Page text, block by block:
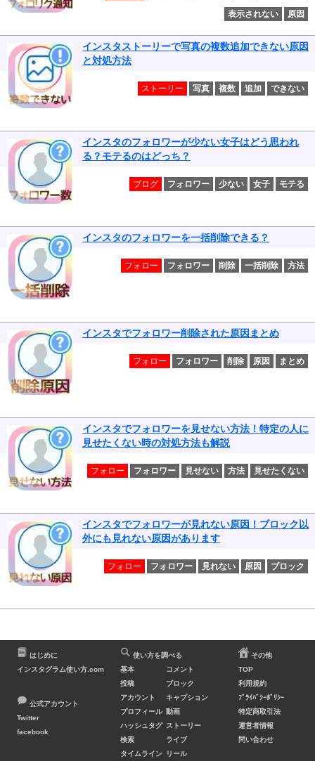
表示されない 原因
インスタストーリーで写真の複数追加できない原因
と対処方法
ストーリー 写真 複数 追加 できない
インスタのフォロワーが少ない女子はどう思われ
る？モテるのはどっち？
ブログ フォロワー 少ない 女子 モテる
インスタのフォロワーを一括削除できる？
フォロー フォロワー 削除 一括削除 方法
インスタでフォロワー削除された原因まとめ
フォロー フォロワー 削除 原因 まとめ
インスタでフォロワーを見せない方法！特定の人に
見せたくない時の対処方法も解説
フォロー フォロワー 見せない 方法 見せたくない
インスタでフォロワーが見れない原因！ブロック以
外にも見れない原因があります
フォロー フォロワー 見れない 原因 ブロック
はじめに
インスタグラム使い方.com
公式アカウント
Twitter
facebook
使い方を調べる
基本
投稿
アカウント
プロフィール
ハッシュタグ
検索
タイムライン
コメント
ブロック
キャプション
動画
ストーリー
ライブ
リール
その他
TOP
利用規約
ﾌﾟﾗｲﾊﾞｼｰﾎﾟﾘｼｰ
特定商取引法
運営者情報
問い合わせ